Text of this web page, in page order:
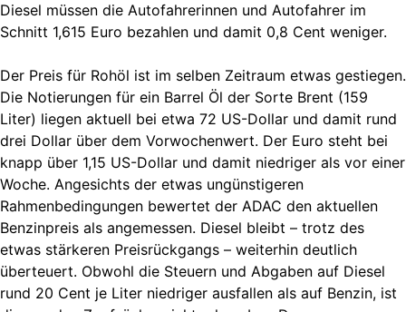
Diesel müssen die Autofahrerinnen und Autofahrer im
Schnitt 1,615 Euro bezahlen und damit 0,8 Cent weniger.
Der Preis für Rohöl ist im selben Zeitraum etwas gestiegen.
Die Notierungen für ein Barrel Öl der Sorte Brent (159
Liter) liegen aktuell bei etwa 72 US-Dollar und damit rund
drei Dollar über dem Vorwochenwert. Der Euro steht bei
knapp über 1,15 US-Dollar und damit niedriger als vor einer
Woche. Angesichts der etwas ungünstigeren
Rahmenbedingungen bewertet der ADAC den aktuellen
Benzinpreis als angemessen. Diesel bleibt – trotz des
etwas stärkeren Preisrückgangs – weiterhin deutlich
überteuert. Obwohl die Steuern und Abgaben auf Diesel
rund 20 Cent je Liter niedriger ausfallen als auf Benzin, ist